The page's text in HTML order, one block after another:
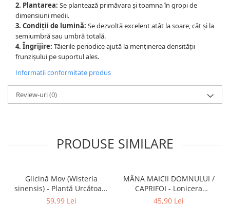
2. Plantarea: Se plantează primăvara și toamna în gropi de
dimensiuni medii.
3. Condiții de lumină: Se dezvoltă excelent atât la soare, cât și la
semiumbră sau umbră totală.
4. Îngrijire: Tăierile periodice ajută la menținerea densității
frunzișului pe suportul ales.
Informatii conformitate produs
Review-uri(0)
PRODUSE SIMILARE
Glicină Mov (Wisteria
sinensis) - Plantă Urcătoare
- la Ghiveci
59,99 Lei
MÂNA MAICII DOMNULUI /
CAPRIFOI - Lonicera
japonica Graham Thomas
45,90 Lei